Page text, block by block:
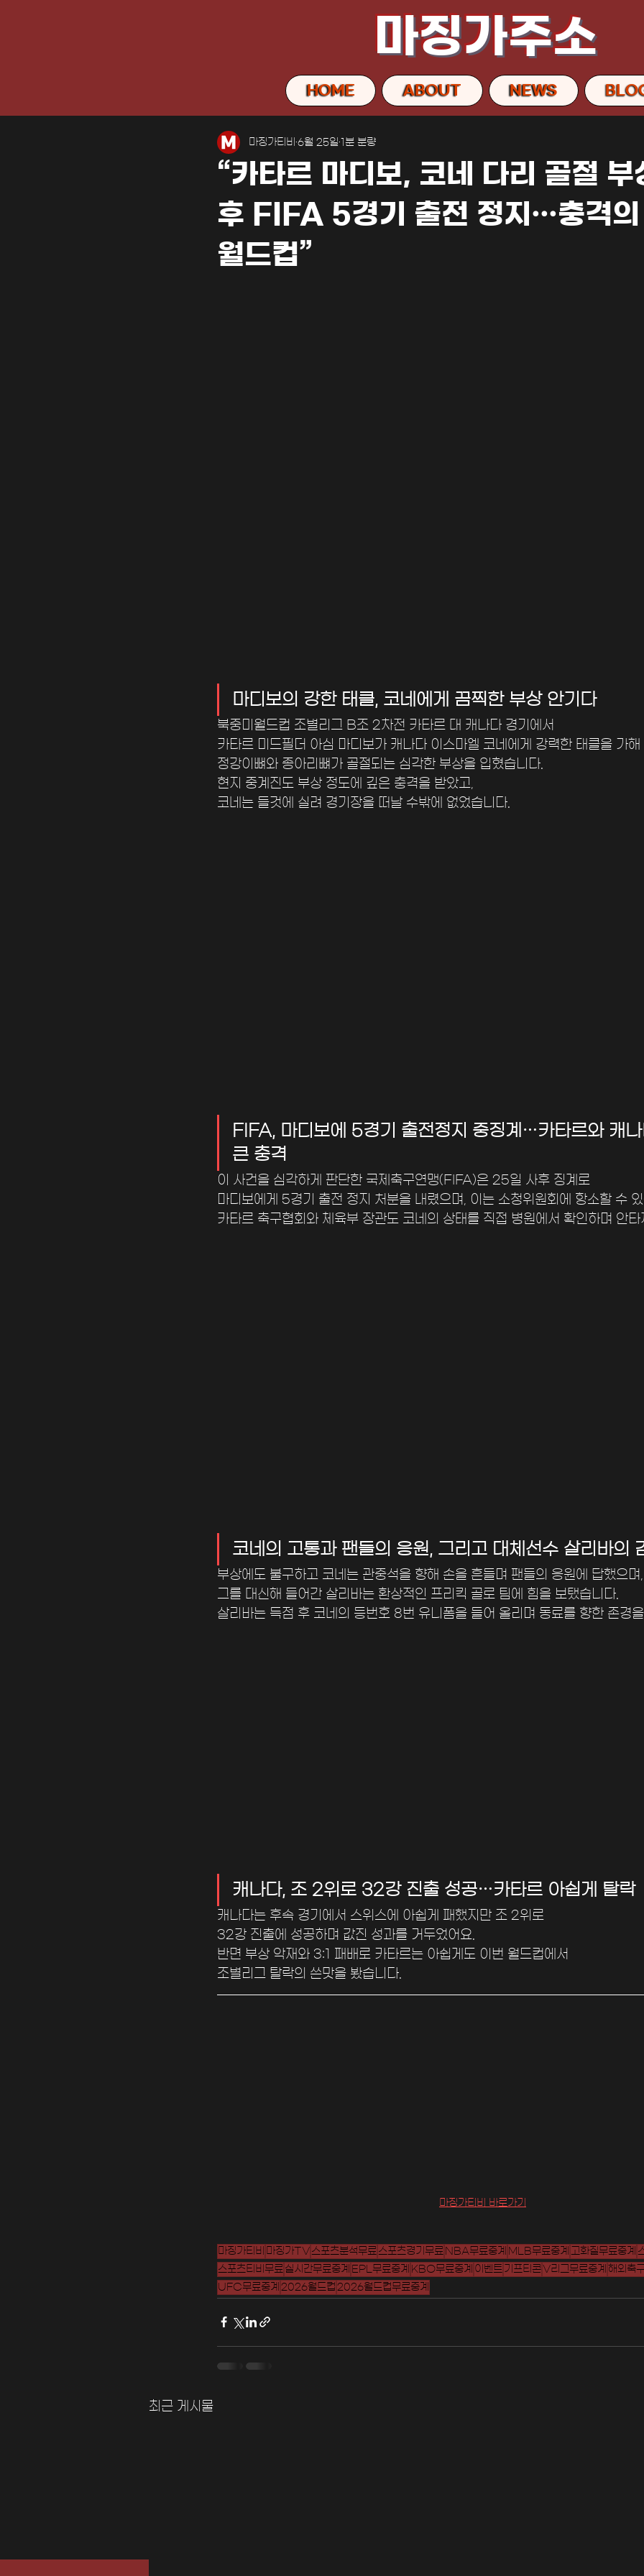
마징가주소
HOME ABOUT NEWS
“카타르 마디보, 코네 다리 골절 부
후 FIFA 5경기 출전 정지…충격의
월드컵”
마징가티비 6월 25일 1분 분량
마디보의 강한 태클, 코네에게 끔찍한 부상 안기다
북중미월드컵 조별리그 B조 2차전 카타르 대 캐나다 경기에서
카타르 미드필더 아심 마디보가 캐나다 이스마엘 코네에게 강력한 태클을 가해
정강이뼈와 종아리뼈가 골절되는 심각한 부상을 입혔습니다.
현지 중계진도 부상 정도에 깊은 충격을 받았고,
코네는 들것에 실려 경기장을 떠날 수밖에 없었습니다.
FIFA, 마디보에 5경기 출전정지 중징계…카타르와 캐나
큰 충격
이 사건을 심각하게 판단한 국제축구연맹(FIFA)은 25일 사후 징계로
마디보에게 5경기 출전 정지 처분을 내렸으며, 이는 소청위원회에 항소할 수
카타르 축구협회와 체육부 장관도 코네의 상태를 직접 병원에서 확인하며 안타
코네의 고통과 팬들의 응원, 그리고 대체선수 살리바의
부상에도 불구하고 코네는 관중석을 향해 손을 흔들며 팬들의 응원에 답했으며,
그를 대신해 들어간 살리바는 환상적인 프리킥 골로 팀에 힘을 보탰습니다.
살리바는 득점 후 코네의 등번호 8번 유니폼을 들어 올리며 동료를 향한 존경
캐나다, 조 2위로 32강 진출 성공…카타르 아쉽게 탈락
캐나다는 후속 경기에서 스위스에 아쉽게 패했지만 조 2위로
32강 진출에 성공하며 값진 성과를 거두었어요.
반면 부상 악재와 3:1 패배로 카타르는 아쉽게도 이번 월드컵에서
조별리그 탈락의 쓴맛을 봤습니다.
마징가티비 바로가기
마징가티비 마징가TV 스포츠분석무료 스포츠경기무료 NBA무료중계 MLB무료중계 고화질무료중계
스포츠티비무료 실시간무료중계 EPL무료중계 KBO무료중계 이벤트 기프티콘V리그무료중계 해외축
UFC무료중계 2026월드컵 2026월드컵무료중계
최근 게시물